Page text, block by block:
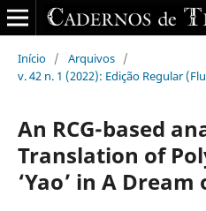
Início / Arquivos /
v. 42 n. 1 (2022): Edição Regular
An RCG-based
Translation of
‘Yao’ in A